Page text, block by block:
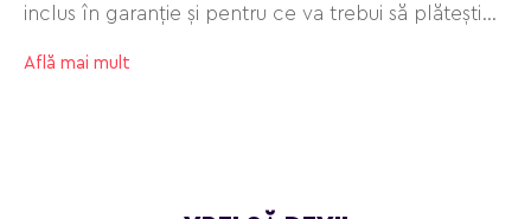
inclus în garanție și pentru ce va trebui să plătești
Află mai mult